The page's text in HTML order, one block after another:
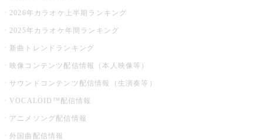
2026年カラオケ上半期ランキング
2025年カラオケ年間ランキング
新曲トレンドランキング
映像コンテンツ配信情報（本人映像等）
サウンドコンテンツ配信情報（生演奏等）
VOCALOID™配信情報
アニメソング配信情報
外国曲配信情報